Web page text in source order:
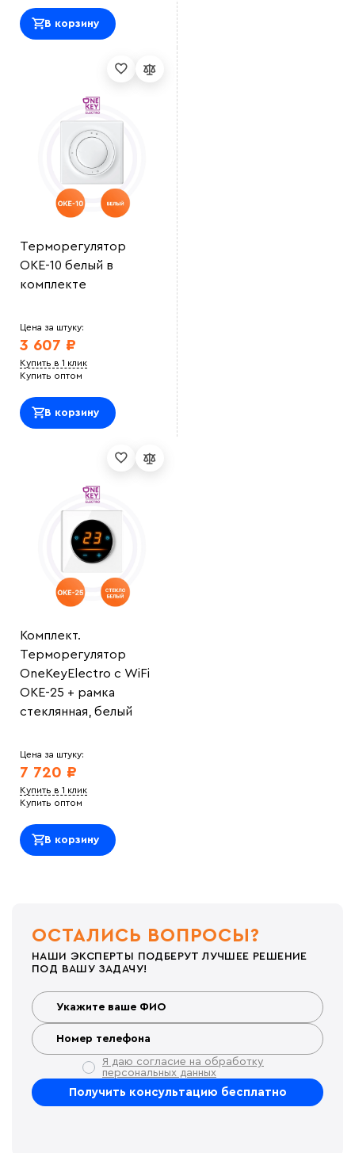
В корзину
Терморегулятор
ОКЕ-10 белый в
комплекте
Цена за штуку:
3 607 ₽
Купить в 1 клик
Купить оптом
В корзину
Комплект.
Терморегулятор
OneKeyElectro с WiFi
OKE-25 + рамка
стеклянная, белый
Цена за штуку:
7 720 ₽
Купить в 1 клик
Купить оптом
В корзину
ОСТАЛИСЬ ВОПРОСЫ?
НАШИ ЭКСПЕРТЫ ПОДБЕРУТ ЛУЧШЕЕ РЕШЕНИЕ
ПОД ВАШУ ЗАДАЧУ!
Я даю согласие на обработку
персональных данных